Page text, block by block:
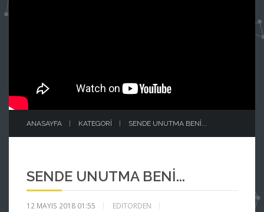
ANASAYFA KATEGORI SENDE UNUTMA BENI...
SENDE UNUTMA BENI...
12 MAYIS 2018 01:55
EDITORDEN